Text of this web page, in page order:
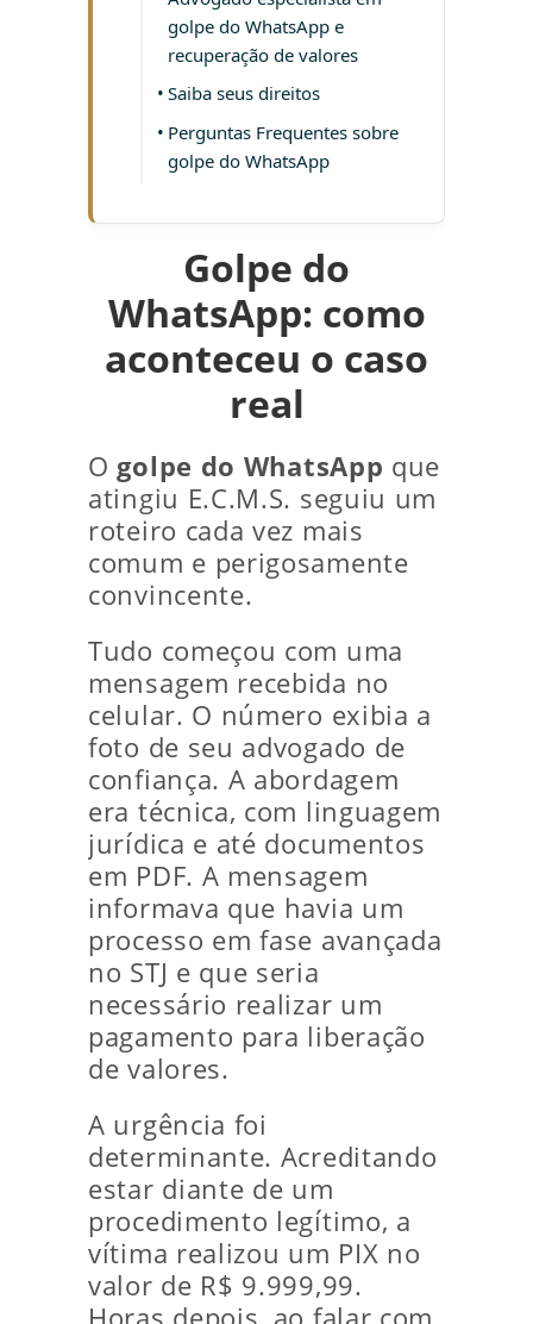
golpe do WhatsApp e
recuperação de valores
Saiba seus direitos
Perguntas Frequentes sobre
golpe do WhatsApp
Golpe do
WhatsApp: como
aconteceu o caso
real
O golpe do WhatsApp que
atingiu E.C.M.S. seguiu um
roteiro cada vez mais
comum e perigosamente
convincente.
Tudo começou com uma
mensagem recebida no
celular. O número exibia a
foto de seu advogado de
confiança. A abordagem
era técnica, com linguagem
jurídica e até documentos
em PDF. A mensagem
informava que havia um
processo em fase avançada
no STJ e que seria
necessário realizar um
pagamento para liberação
de valores.
A urgência foi
determinante. Acreditando
estar diante de um
procedimento legítimo, a
vítima realizou um PIX no
valor de R$ 9.999,99.